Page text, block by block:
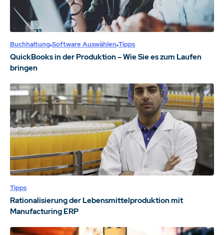
Buchhaltung Software Auswählen Tipps
QuickBooks in der Produktion – Wie Sie es zum Laufen
bringen
Tipps
Rationalisierung der Lebensmittelproduktion mit
Manufacturing ERP